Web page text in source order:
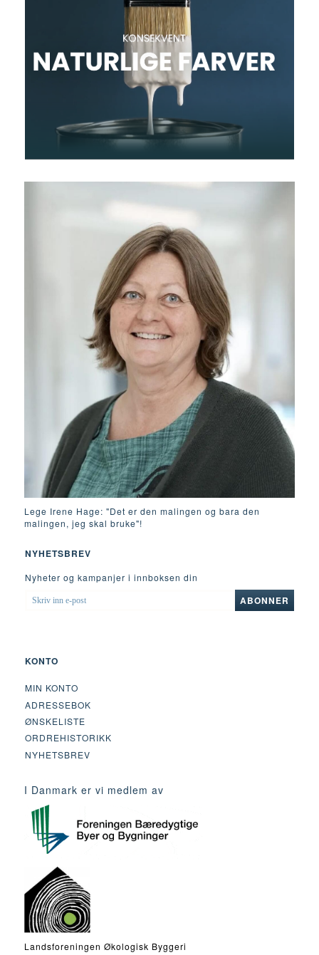
Lege Irene Hage: "Det er den malingen og bara den
malingen, jeg skal bruke"!
NYHETSBREV
Nyheter og kampanjer i innboksen din
SKRIV
INN
ABONNER
KONTO
MIN KONTO
ADRESSEBOK
ØNSKELISTE
ORDREHISTORIKK
NYHETSBREV
I Danmark er vi medlem av
Landsforeningen Økologisk Byggeri